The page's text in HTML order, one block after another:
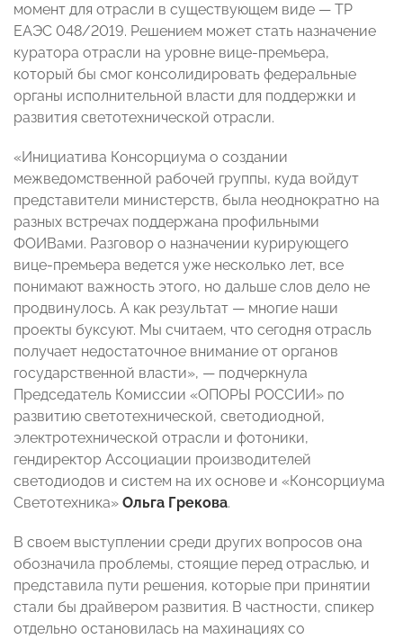
момент для отрасли в существующем виде — ТР
ЕАЭС 048/2019. Решением может стать назначение
куратора отрасли на уровне вице-премьера,
который бы смог консолидировать федеральные
органы исполнительной власти для поддержки и
развития светотехнической отрасли.
«Инициатива Консорциума о создании
межведомственной рабочей группы, куда войдут
представители министерств, была неоднократно на
разных встречах поддержана профильными
ФОИВами. Разговор о назначении курирующего
вице-премьера ведется уже несколько лет, все
понимают важность этого, но дальше слов дело не
продвинулось. А как результат — многие наши
проекты буксуют. Мы считаем, что сегодня отрасль
получает недостаточное внимание от органов
государственной власти», — подчеркнула
Председатель Комиссии «ОПОРЫ РОССИИ» по
развитию светотехнической, светодиодной,
электротехнической отрасли и фотоники,
гендиректор Ассоциации производителей
светодиодов и систем на их основе и «Консорциума
Светотехника» Ольга Грекова.
В своем выступлении среди других вопросов она
обозначила проблемы, стоящие перед отраслью, и
представила пути решения, которые при принятии
стали бы драйвером развития. В частности, спикер
отдельно остановилась на махинациях со